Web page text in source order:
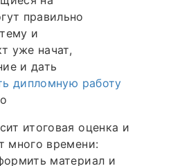
правильно
и
уже начат,
и дать
дипломную работу
итоговая оценка и
много времени:
материал и